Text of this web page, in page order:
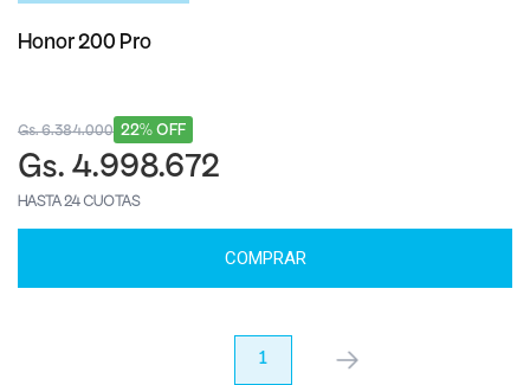
Honor 200 Pro
22% OFF
Gs. 6.384.000
Gs. 4.998.672
HASTA 24 CUOTAS
COMPRAR
1 próximo